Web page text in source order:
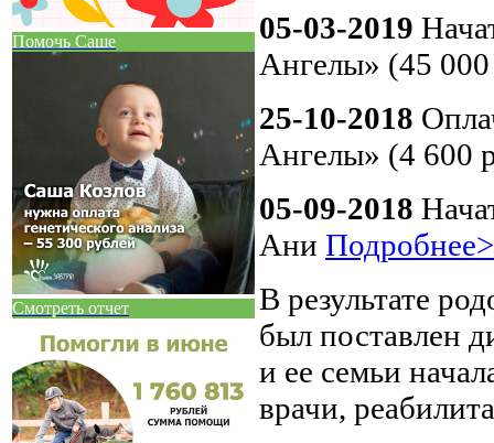
Помочь Саше
Смотреть отчет
05-03-2019
Ангелы» (45
25-10-2018
Ангелы» (4 600
05-09-2018
Ани
В результате
был поставлен
и ее семьи
врачи,